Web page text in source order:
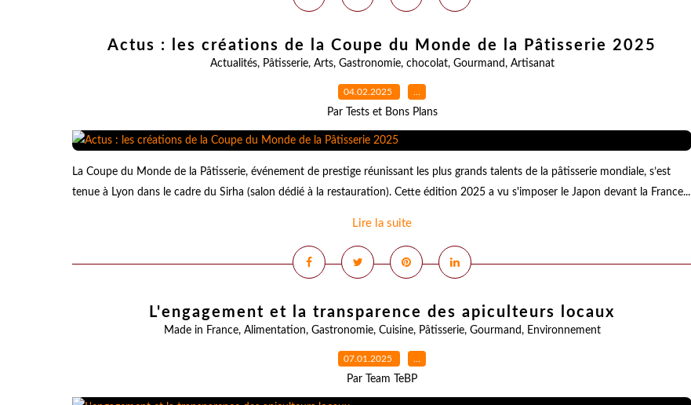
Actus : les créations de la Coupe du Monde de la Pâtisserie 2025
Actualités, Pâtisserie, Arts, Gastronomie, chocolat, Gourmand, Artisanat
04.02.2025 …
Par Tests et Bons Plans
La Coupe du Monde de la Pâtisserie, événement de prestige réunissant les plus grands talents de la pâtisserie mondiale, s’est
tenue à Lyon dans le cadre du Sirha (salon dédié à la restauration). Cette édition 2025 a vu s'imposer le Japon devant la France...
Lire la suite
L'engagement et la transparence des apiculteurs locaux
Made in France, Alimentation, Gastronomie, Cuisine, Pâtisserie, Gourmand, Environnement
07.01.2025 …
Par Team TeBP